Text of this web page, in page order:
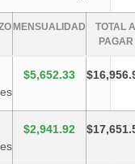
MENSUALIDAD
TOTAL A
PAGAR
$5,652.33
$2,941.92